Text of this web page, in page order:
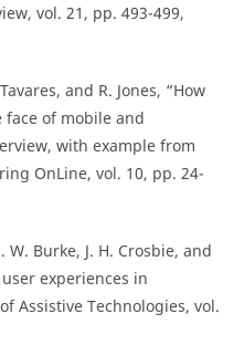
vol. 21, pp. 493-499,
and R. Jones, “How
of mobile and
with example from
OnLine, vol. 10, pp. 24-
W. Burke, J. H. Crosbie, and
experiences in
Assistive Technologies, vol.